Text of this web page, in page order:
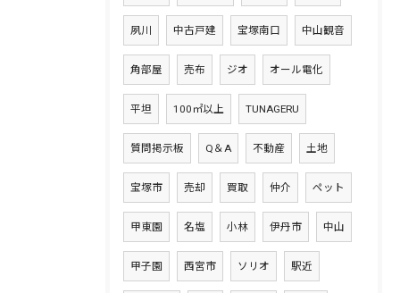
夙川 中古戸建 宝塚南口 中山観音
角部屋 売布 ジオ オール電化
平坦 100㎡以上 TUNAGERU
質問掲示板 Q＆A 不動産 土地
宝塚市 売却 買取 仲介 ペット
甲東園 名塩 小林 伊丹市 中山
甲子園 西宮市 ソリオ 駅近